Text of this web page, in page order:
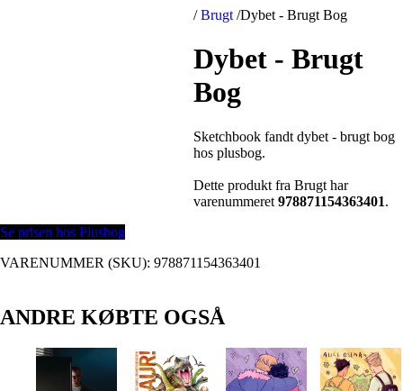
/ Brugt /Dybet - Brugt Bog
Dybet - Brugt
Bog
Sketchbook fandt dybet - brugt bog
hos plusbog.
Dette produkt fra Brugt har
varenummeret978871154363401.
Se prisen hos Plusbog
VARENUMMER (SKU): 978871154363401
ANDRE KØBTE OGSÅ